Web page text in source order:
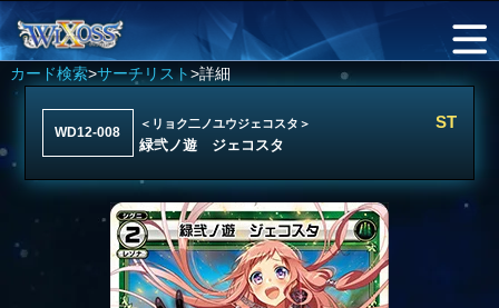
カード検索>サーチリスト>詳細
WD12-008
＜リョク二ノユウジェコスタ＞
緑弐ノ遊 ジェコスタ
ST